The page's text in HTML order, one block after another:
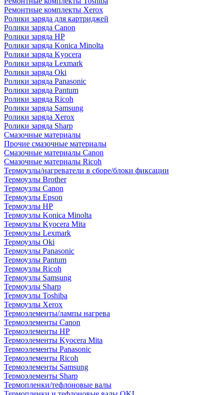
Ремонтные комплекты Xerox
Ролики заряда для картриджей
Ролики заряда Canon
Ролики заряда HP
Ролики заряда Konica Minolta
Ролики заряда Kyocera
Ролики заряда Lexmark
Ролики заряда Oki
Ролики заряда Panasonic
Ролики заряда Pantum
Ролики заряда Ricoh
Ролики заряда Samsung
Ролики заряда Xerox
Ролики заряда Sharp
Смазочные материалы
Прочие смазочные материалы
Смазочные материалы Canon
Смазочные материалы Ricoh
Термоузлы/нагреватели в сборе/блоки фиксации
Термоузлы Brother
Термоузлы Canon
Термоузлы Epson
Термоузлы HP
Термоузлы Konica Minolta
Термоузлы Kyocera Mita
Термоузлы Lexmark
Термоузлы Oki
Термоузлы Panasonic
Термоузлы Pantum
Термоузлы Ricoh
Термоузлы Samsung
Термоузлы Sharp
Термоузлы Toshiba
Термоузлы Xerox
Термоэлементы/лампы нагрева
Термоэлементы Canon
Термоэлементы HP
Термоэлементы Kyocera Mita
Термоэлементы Panasonic
Термоэлементы Ricoh
Термоэлементы Samsung
Термоэлементы Sharp
Термопленки/тефлоновые валы